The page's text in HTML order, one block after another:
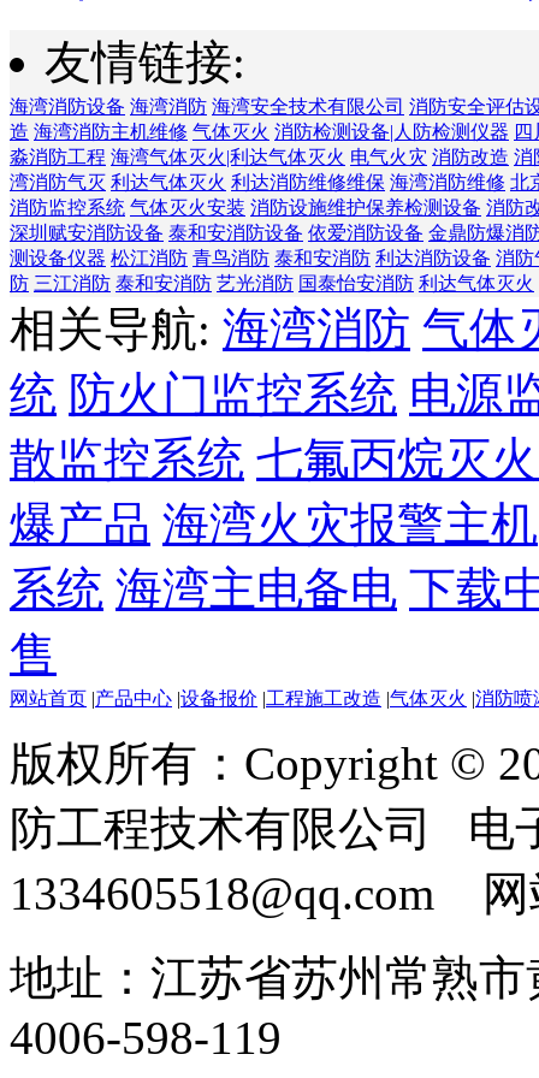
友情链接:
海湾消防设备 海湾消防 海湾安全技术有限公司 消防安全评估
造 海湾消防主机维修 气体灭火 消防检测设备|人防检测仪器
淼消防工程 海湾气体灭火|利达气体灭火 电气火灾 消防改造 消
湾消防气灭 利达气体灭火 利达消防维修维保 海湾消防维修 北
消防监控系统 气体灭火安装 消防设施维护保养检测设备 消防
深圳赋安消防设备 泰和安消防设备 依爱消防设备 金鼎防爆消
测设备仪器 松江消防 青鸟消防 泰和安消防 利达消防设备 消防
防 三江消防 泰和安消防 艺光消防 国泰怡安消防 利达气体灭火
相关导航: 海湾消防 气体
统 防火门监控系统 电源
散监控系统 七氟丙烷灭
爆产品 海湾火灾报警主机
系统 海湾主电备电 下载
售
网站首页 |产品中心 |设备报价 |工程施工改造 |气体灭火 |消防喷
版权所有：Copyright ©
防工程技术有限公司 电
1334605518@qq.com
地址：江苏省苏州常熟
4006-598-119